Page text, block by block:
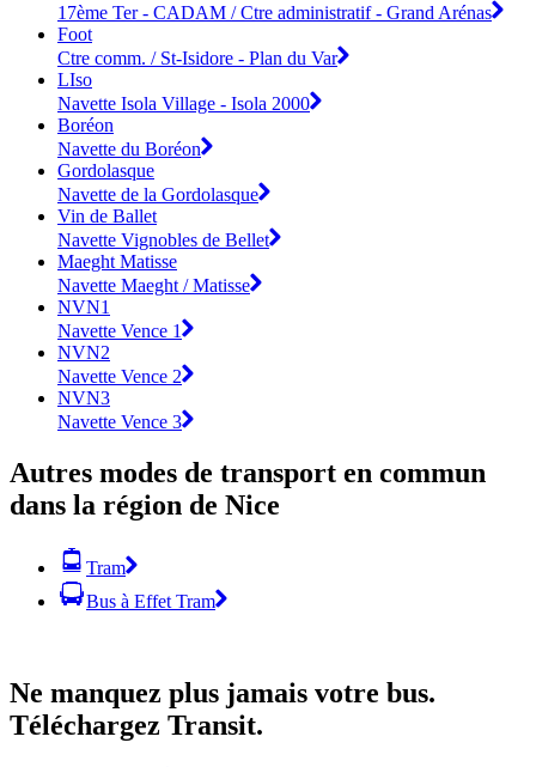
17ème Ter - CADAM / Ctre administratif - Grand Arénas
Foot
Ctre comm. / St-Isidore - Plan du Var
LIso
Navette Isola Village - Isola 2000
Boréon
Navette du Boréon
Gordolasque
Navette de la Gordolasque
Vin de Ballet
Navette Vignobles de Bellet
Maeght Matisse
Navette Maeght / Matisse
NVN1
Navette Vence 1
NVN2
Navette Vence 2
NVN3
Navette Vence 3
Autres modes de transport en commun
dans la région de Nice
Tram
Bus à Effet Tram
Ne manquez plus jamais votre bus.
Téléchargez Transit.